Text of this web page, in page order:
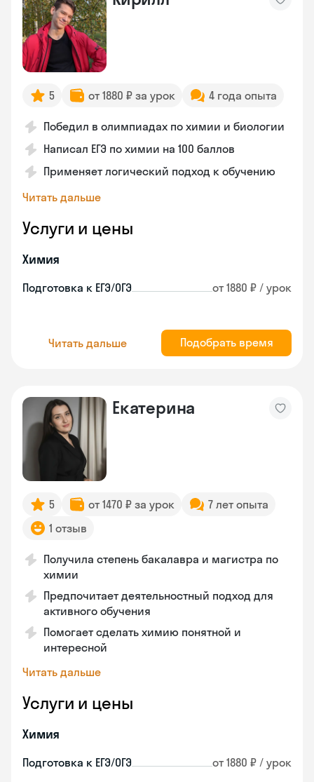
5 от 1880 ₽ за урок 4 года опыта
Победил в олимпиадах по химии и биологии
Написал ЕГЭ по химии на 100 баллов
Применяет логический подход к обучению
Читать дальше
Услуги и цены
Химия
Подготовка к ЕГЭ/ОГЭ от 1880 ₽ / урок
Читать дальше Подобрать время
Екатерина
5 от 1470 ₽ за урок
7 лет опыта
1 отзыв
Получила степень бакалавра и магистра по
химии
Предпочитает деятельностный подход для
активного обучения
Помогает сделать химию понятной и
интересной
Читать дальше
Услуги и цены
Химия
Подготовка к ЕГЭ/ОГЭ от 1880 ₽ / урок